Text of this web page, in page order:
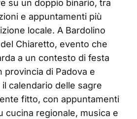
su un doppio binario, tra
e appuntamenti più
locale. A Bardolino
Chiaretto, evento che
a un contesto di festa
provincia di Padova e
il calendario delle sagre
fitto, con appuntamenti
cucina regionale, musica e